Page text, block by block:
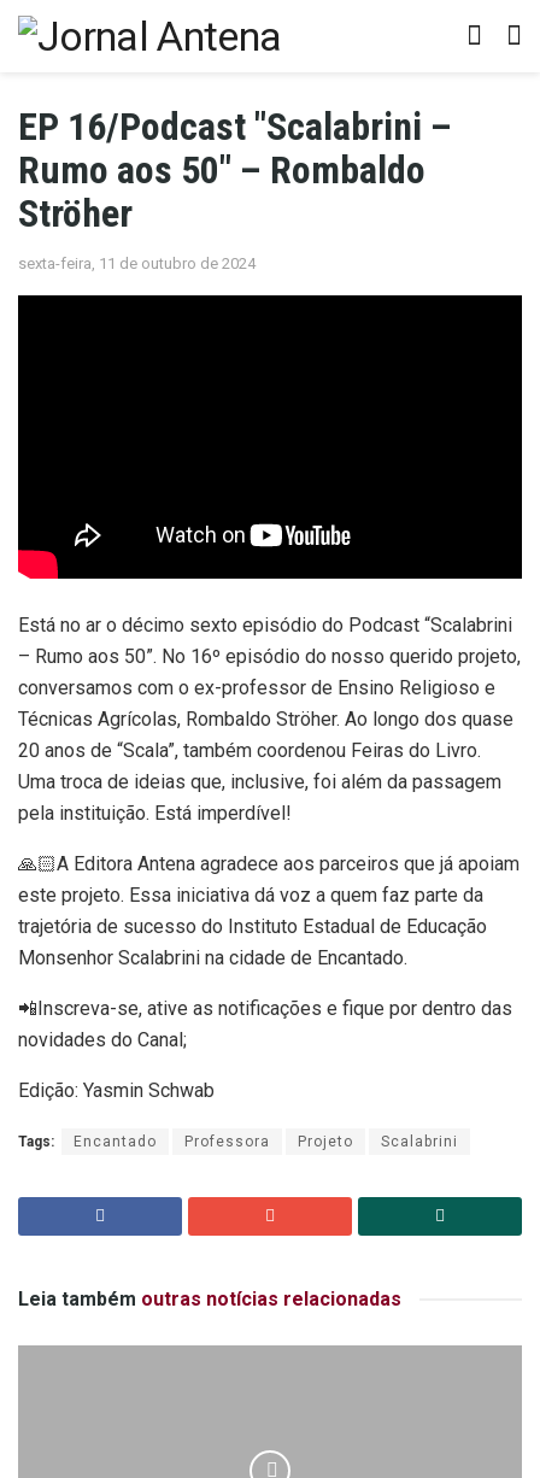
EP 16/Podcast "Scalabrini –
Rumo aos 50" – Rombaldo
Ströher
sexta-feira, 11 de outubro de 2024
Está no ar o décimo sexto episódio do Podcast “Scalabrini
– Rumo aos 50”. No 16º episódio do nosso querido projeto,
conversamos com o ex-professor de Ensino Religioso e
Técnicas Agrícolas, Rombaldo Ströher. Ao longo dos quase
20 anos de “Scala”, também coordenou Feiras do Livro.
Uma troca de ideias que, inclusive, foi além da passagem
pela instituição. Está imperdível!
🙏🏻A Editora Antena agradece aos parceiros que já apoiam
este projeto. Essa iniciativa dá voz a quem faz parte da
trajetória de sucesso do Instituto Estadual de Educação
Monsenhor Scalabrini na cidade de Encantado.
📲Inscreva-se, ative as notificações e fique por dentro das
novidades do Canal;
Edição: Yasmin Schwab
Tags: Encantado Professora Projeto Scalabrini
Leia também outras notícias relacionadas